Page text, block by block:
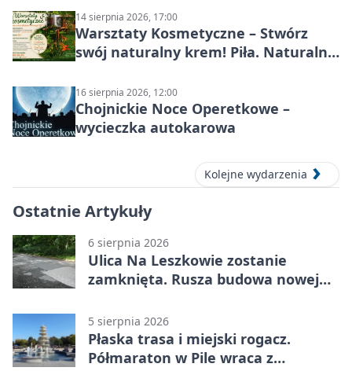
14 sierpnia 2026, 17:00
Warsztaty Kosmetyczne – Stwórz
swój naturalny krem! Piła. Naturalna
16 sierpnia 2026, 12:00
Chojnickie Noce Operetkowe –
wycieczka autokarowa
Kolejne wydarzenia
Ostatnie Artykuły
6 sierpnia 2026
Ulica Na Leszkowie zostanie
zamknięta. Rusza budowa nowej
5 sierpnia 2026
Płaska trasa i miejski rogacz.
Półmaraton w Pile wraca z